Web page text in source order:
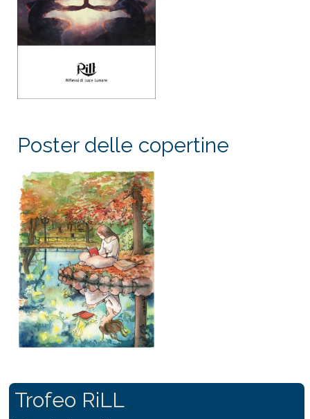
Poster delle copertine
Trofeo RiLL